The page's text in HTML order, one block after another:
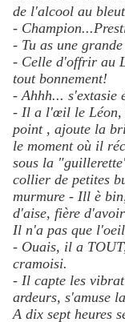
de l'alcool au
-
- Tu as une
- Celle d'offrir au
tout bonnement!
- Ahhh... s'extasie
- Il a l'œil le Léon,
point , ajoute la
le moment où il
sous la
collier de petites
murmure - Ill è
d'aise, fière
Il n'a pas que
- Ouais, il a
cramoisi.
- Il capte les
ardeurs, s'amuse
A dix sept heures